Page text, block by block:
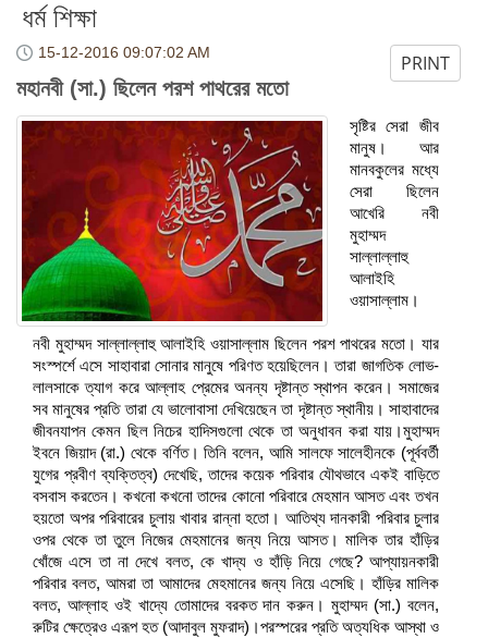
ধর্ম শিক্ষা
PRINT
15-12-2016 09:07:02 AM
মহানবী (সা.) ছিলেন পরশ পাথরের মতো
সৃষ্টির সেরা জীব
মানুষ। আর
মানবকুলের মধ্যে
সেরা ছিলেন
আখেরি নবী
মুহাম্মদ
সাল্লাল্লাহু
আলাইহি
ওয়াসাল্লাম।
নবী মুহাম্মদ সাল্লাল্লাহু আলাইহি ওয়াসাল্লাম ছিলেন পরশ পাথরের মতো। যার
সংস্পর্শে এসে সাহাবারা সোনার মানুষে পরিণত হয়েছিলেন। তারা জাগতিক লোভ-
লালসাকে ত্যাগ করে আল্লাহ প্রেমের অনন্য দৃষ্টান্ত স্থাপন করেন। সমাজের
সব মানুষের প্রতি তারা যে ভালোবাসা দেখিয়েছেন তা দৃষ্টান্ত স্থানীয়। সাহাবাদের
জীবনযাপন কেমন ছিল নিচের হাদিসগুলো থেকে তা অনুধাবন করা যায়।মুহাম্মদ
ইবনে জিয়াদ (রা.) থেকে বর্ণিত। তিনি বলেন, আমি সালফে সালেহীনকে (পূর্ববর্তী
যুগের প্রবীণ ব্যক্তিত্ব) দেখেছি, তাদের কয়েক পরিবার যৌথভাবে একই বাড়িতে
বসবাস করতেন। কখনো কখনো তাদের কোনো পরিবারে মেহমান আসত এবং তখন
হয়তো অপর পরিবারের চুলায় খাবার রান্না হতো। আতিথ্য দানকারী পরিবার চুলার
ওপর থেকে তা তুলে নিজের মেহমানের জন্য নিয়ে আসত। মালিক তার হাঁড়ির
খোঁজে এসে তা না দেখে বলত, কে খাদ্য ও হাঁড়ি নিয়ে গেছে? আপ্যায়নকারী
পরিবার বলত, আমরা তা আমাদের মেহমানের জন্য নিয়ে এসেছি। হাঁড়ির মালিক
বলত, আল্লাহ ওই খাদ্যে তোমাদের বরকত দান করুন। মুহাম্মদ (সা.) বলেন,
রুটির ক্ষেত্রেও এরূপ হত (আদাবুল মুফরাদ)।পরস্পরের প্রতি অত্যধিক আস্থা ও